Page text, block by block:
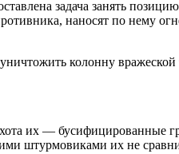
задача занять
наносят по нему
колонну
их — бусифицированные
штурмовиками их не